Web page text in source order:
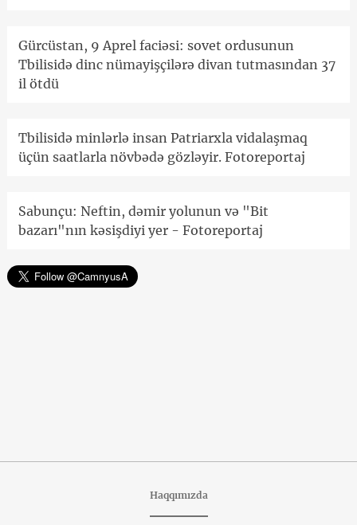
Gürcüstan, 9 Aprel faciəsi: sovet ordusunun
Tbilisidə dinc nümayişçilərə divan tutmasından 37
il ötdü
Tbilisidə minlərlə insan Patriarxla vidalaşmaq
üçün saatlarla növbədə gözləyir. Fotoreportaj
Sabunçu: Neftin, dəmir yolunun və "Bit
bazarı"nın kəsişdiyi yer - Fotoreportaj
Haqqımızda